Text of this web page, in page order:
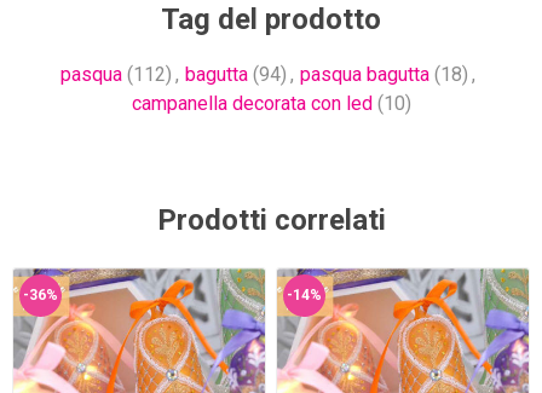
Tag del prodotto
pasqua (112) , bagutta (94) , pasqua bagutta (18) ,
campanella decorata con led (10)
Prodotti correlati
-36% -14%